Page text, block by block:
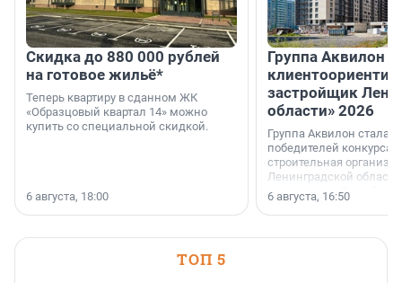
Скидка до 880 000 рублей
на готовое жильё*
Теперь квартиру в сданном ЖК
«Образцовый квартал 14» можно
купить со специальной скидкой.
6 августа, 18:00
Группа Аквилон
застройщик
области» 2026
Группа Аквилон стала
победителей конкурса
строительная
Ленинградской области
номинации «Самый
застройщик
6 августа, 16:50
ТОП 5